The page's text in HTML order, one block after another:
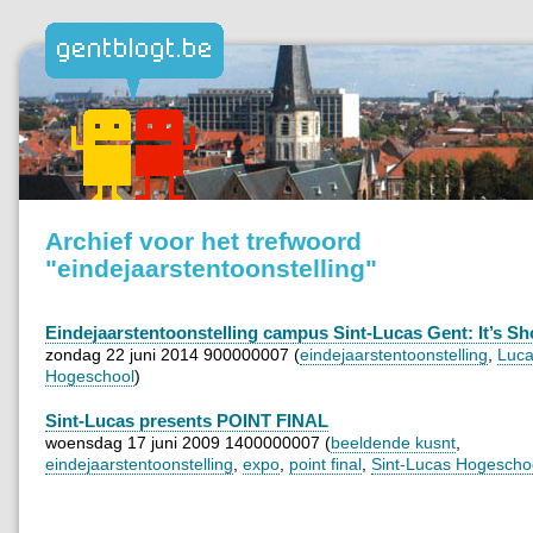
Archief voor het trefwoord
"eindejaarstentoonstelling"
Eindejaarstentoonstelling campus Sint-Lucas Gent: It’s
zondag 22 juni 2014 900000007 (eindejaarstentoonstelling
Luca
Hogeschool)
Sint-Lucas presents POINT FINAL
woensdag 17 juni 2009 1400000007 (beeldende kusnt
eindejaarstentoonstelling expo point final Sint-Lucas